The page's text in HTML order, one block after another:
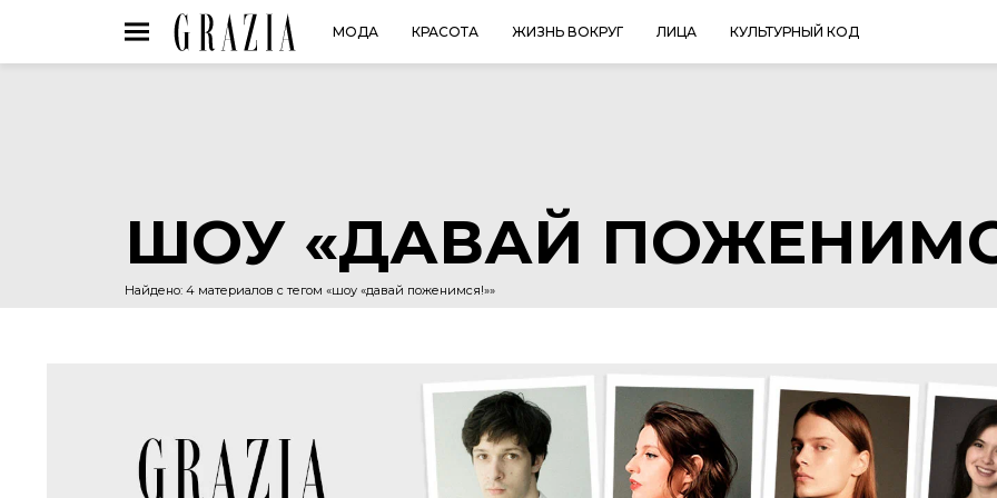
МОДА КРАСОТА ЖИЗНЬ ВОКРУГ ЛИЦА КУЛЬТУРНЫЙ КОД
ШОУ «ДАВАЙ
Найдено: 4 материалов с тегом «шоу «давай поженимся!»»